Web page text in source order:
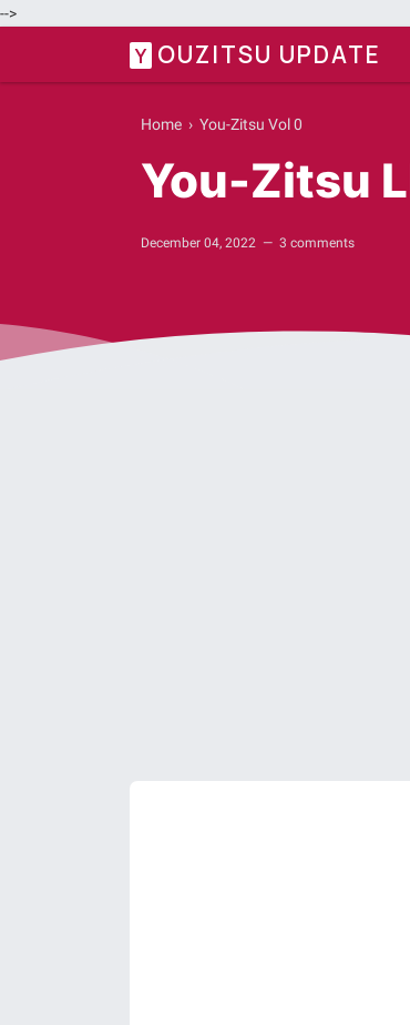
-->
Y OUZITSU UPDATE
Home › You-Zitsu Vol 0
You-Zitsu
December 04, 2022 3 comments